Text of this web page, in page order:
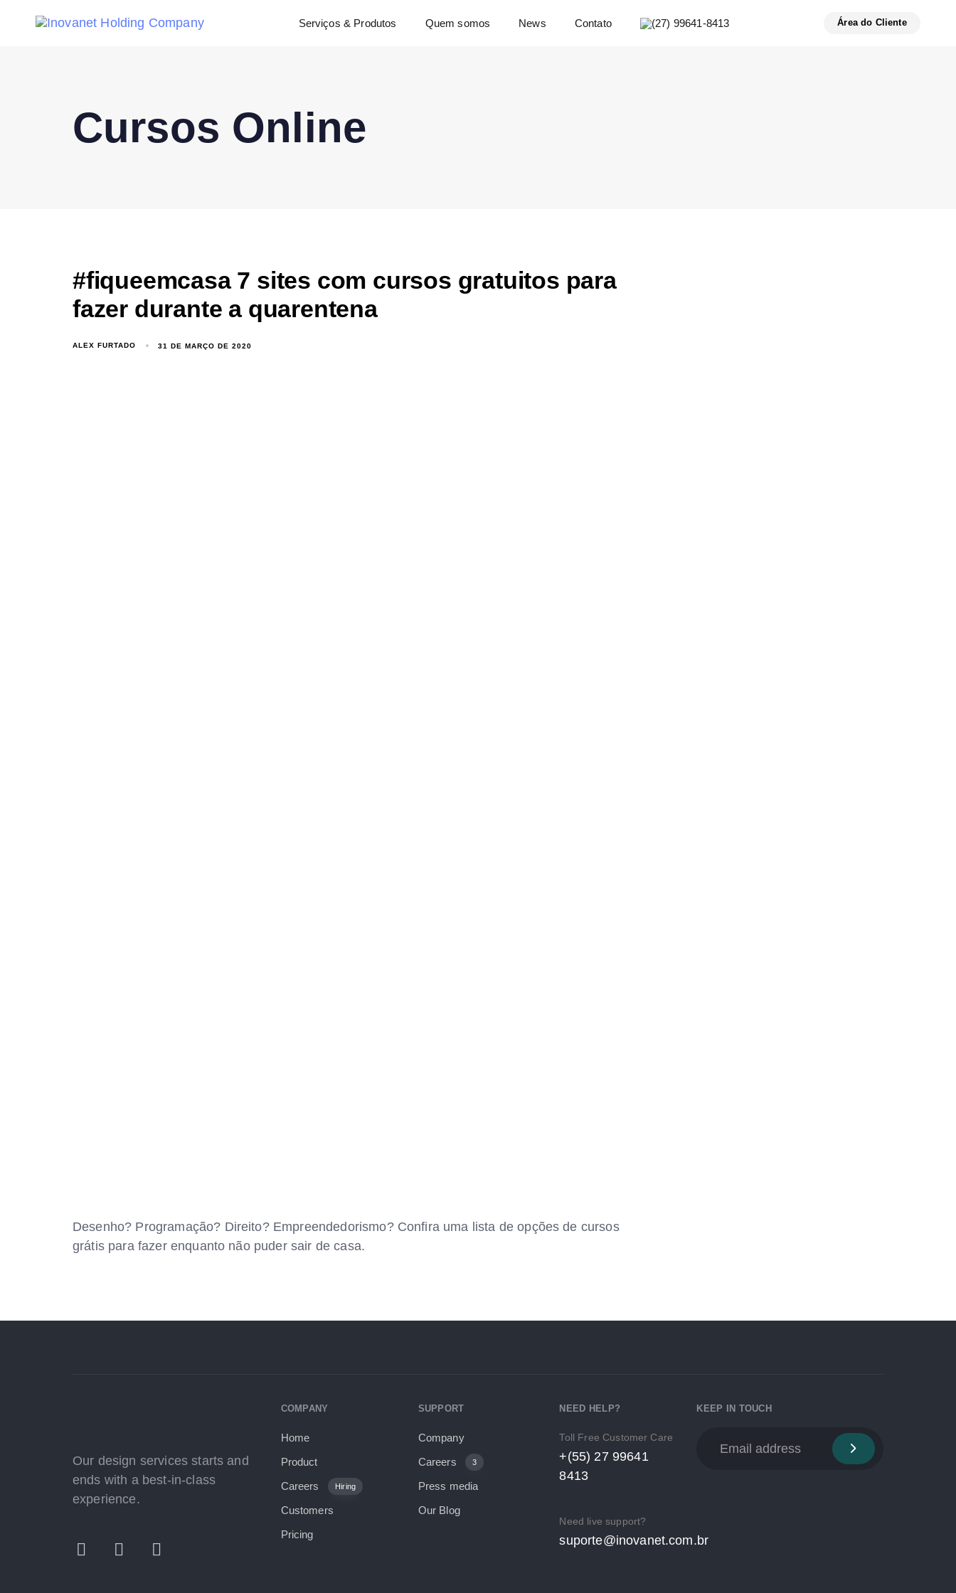
Serviços & Produtos Quem somos News Contato (27) 99641-8413 Área do Cliente
Cursos Online
#fiqueemcasa 7 sites com cursos gratuitos para
fazer durante a quarentena
ALEX FURTADO 31 DE MARÇO DE 2020
Desenho? Programação? Direito? Empreendedorismo? Confira uma lista de opções de cursos
grátis para fazer enquanto não puder sair de casa.
Our design services starts and
ends with a best-in-class
experience.
COMPANY
Home
Product
Careers
Hiring
Customers
Pricing
SUPPORT
Company
Careers
3
Press media
Our Blog
NEED HELP?
Toll Free Customer Care
+(55) 27 99641
8413
Need live support?
suporte@inovanet.com.br
KEEP IN TOUCH